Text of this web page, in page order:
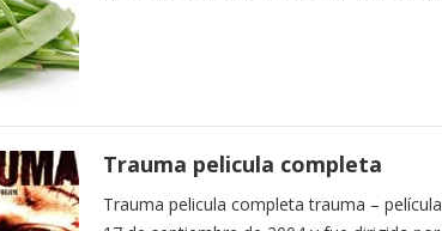
Trauma pelicula completa
Trauma pelicula completa trauma –